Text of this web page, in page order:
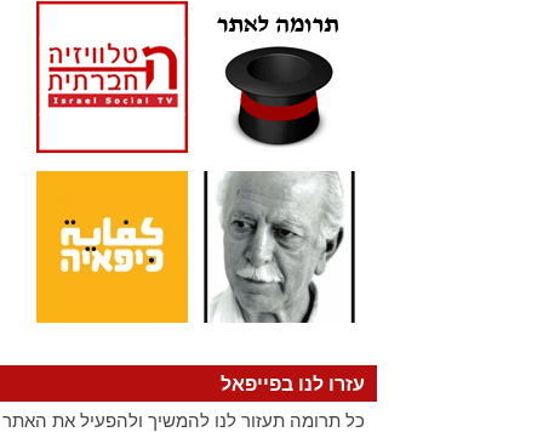
עזרו לנו בפייפאל
כל תרומה תעזור לנו להמשיך ולהפעיל את האתר